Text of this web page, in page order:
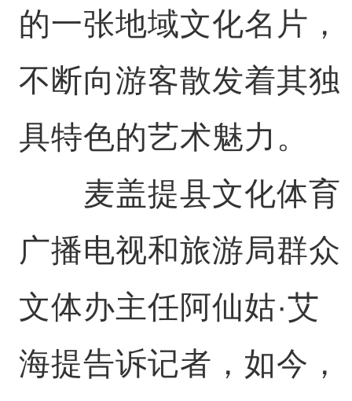
的一张地域文化名片，
不断向游客散发着其独
具特色的艺术魅力。
麦盖提县文化体育
广播电视和旅游局群众
文体办主任阿仙姑·艾
海提告诉记者，如今，